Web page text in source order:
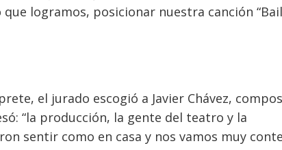
logramos, posicionar nuestra canción
el jurado escogió a Javier Chávez,
“la producción, la gente del teatro y la
sentir como en casa y nos vamos muy